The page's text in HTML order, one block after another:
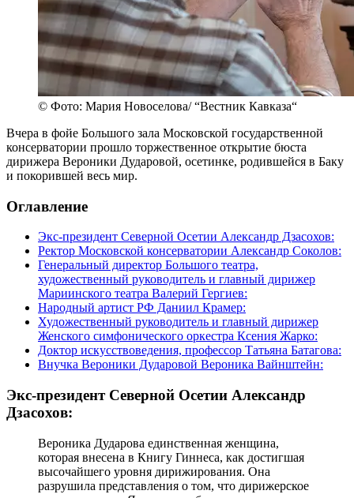
© Фото: Мария Новоселова/ “Вестник Кавказа“
Вчера в фойе Большого зала Московской государственной
консерватории прошло торжественное открытие бюста
дирижера Вероники Дударовой, осетинке, родившейся в Баку
и покорившей весь мир.
Оглавление
Экс-президент Северной Осетии Александр Дзасохов:
Ректор Московской консерватории Александр Соколов:
Генеральный директор Большого театра,
художественный руководитель и главный дирижер
Мариинского театра Валерий Гергиев:
Народный артист РФ Даниил Крамер:
Художественный руководитель и главный дирижер
Женского симфонического оркестра Ксения Жарко:
Доктор искусствоведения, профессор Татьяна Батагова:
Внучка Вероники Дударовой Вероника Вайнштейн:
Экс-президент Северной Осетии Александр
Дзасохов:
Вероника Дударова единственная женщина,
которая внесена в Книгу Гиннеса, как достигшая
высочайшего уровня дирижирования. Она
разрушила представления о том, что дирижерское